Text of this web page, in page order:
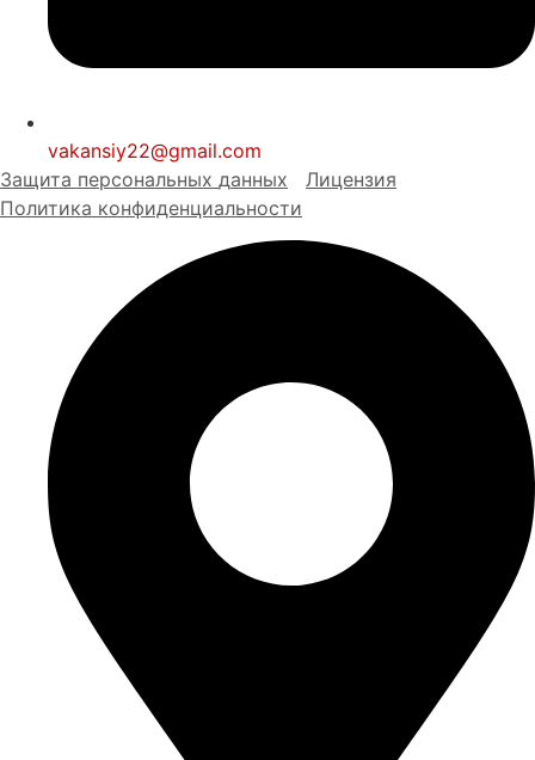
vakansiy22@gmail.com
Защита персональных данных
Лицензия
Политика конфиденциальности